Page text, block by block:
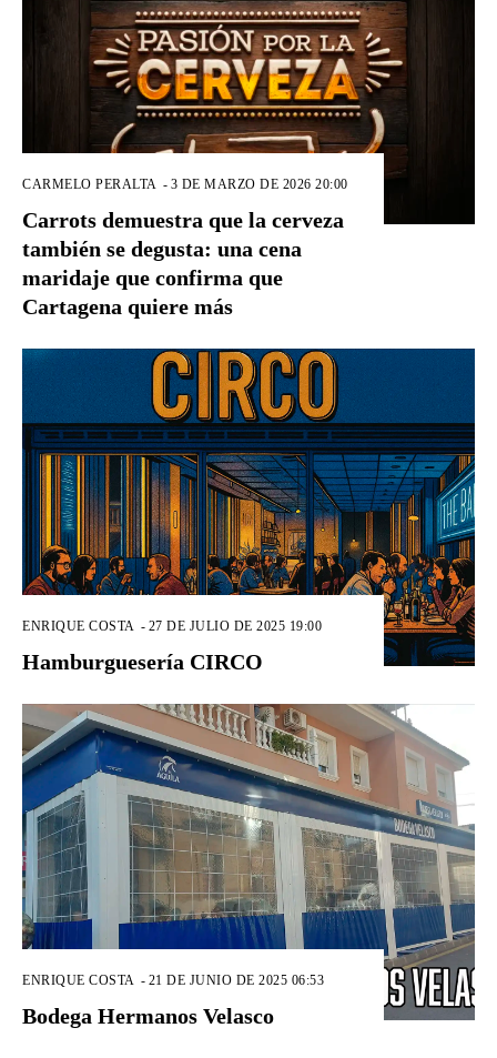
CARMELO PERALTA - 3 DE MARZO DE 2026 20:00
Carrots demuestra que la cerveza
también se degusta: una cena
maridaje que confirma que
Cartagena quiere más
ENRIQUE COSTA - 27 DE JULIO DE 2025 19:00
Hamburguesería CIRCO
ENRIQUE COSTA - 21 DE JUNIO DE 2025 06:53
Bodega Hermanos Velasco